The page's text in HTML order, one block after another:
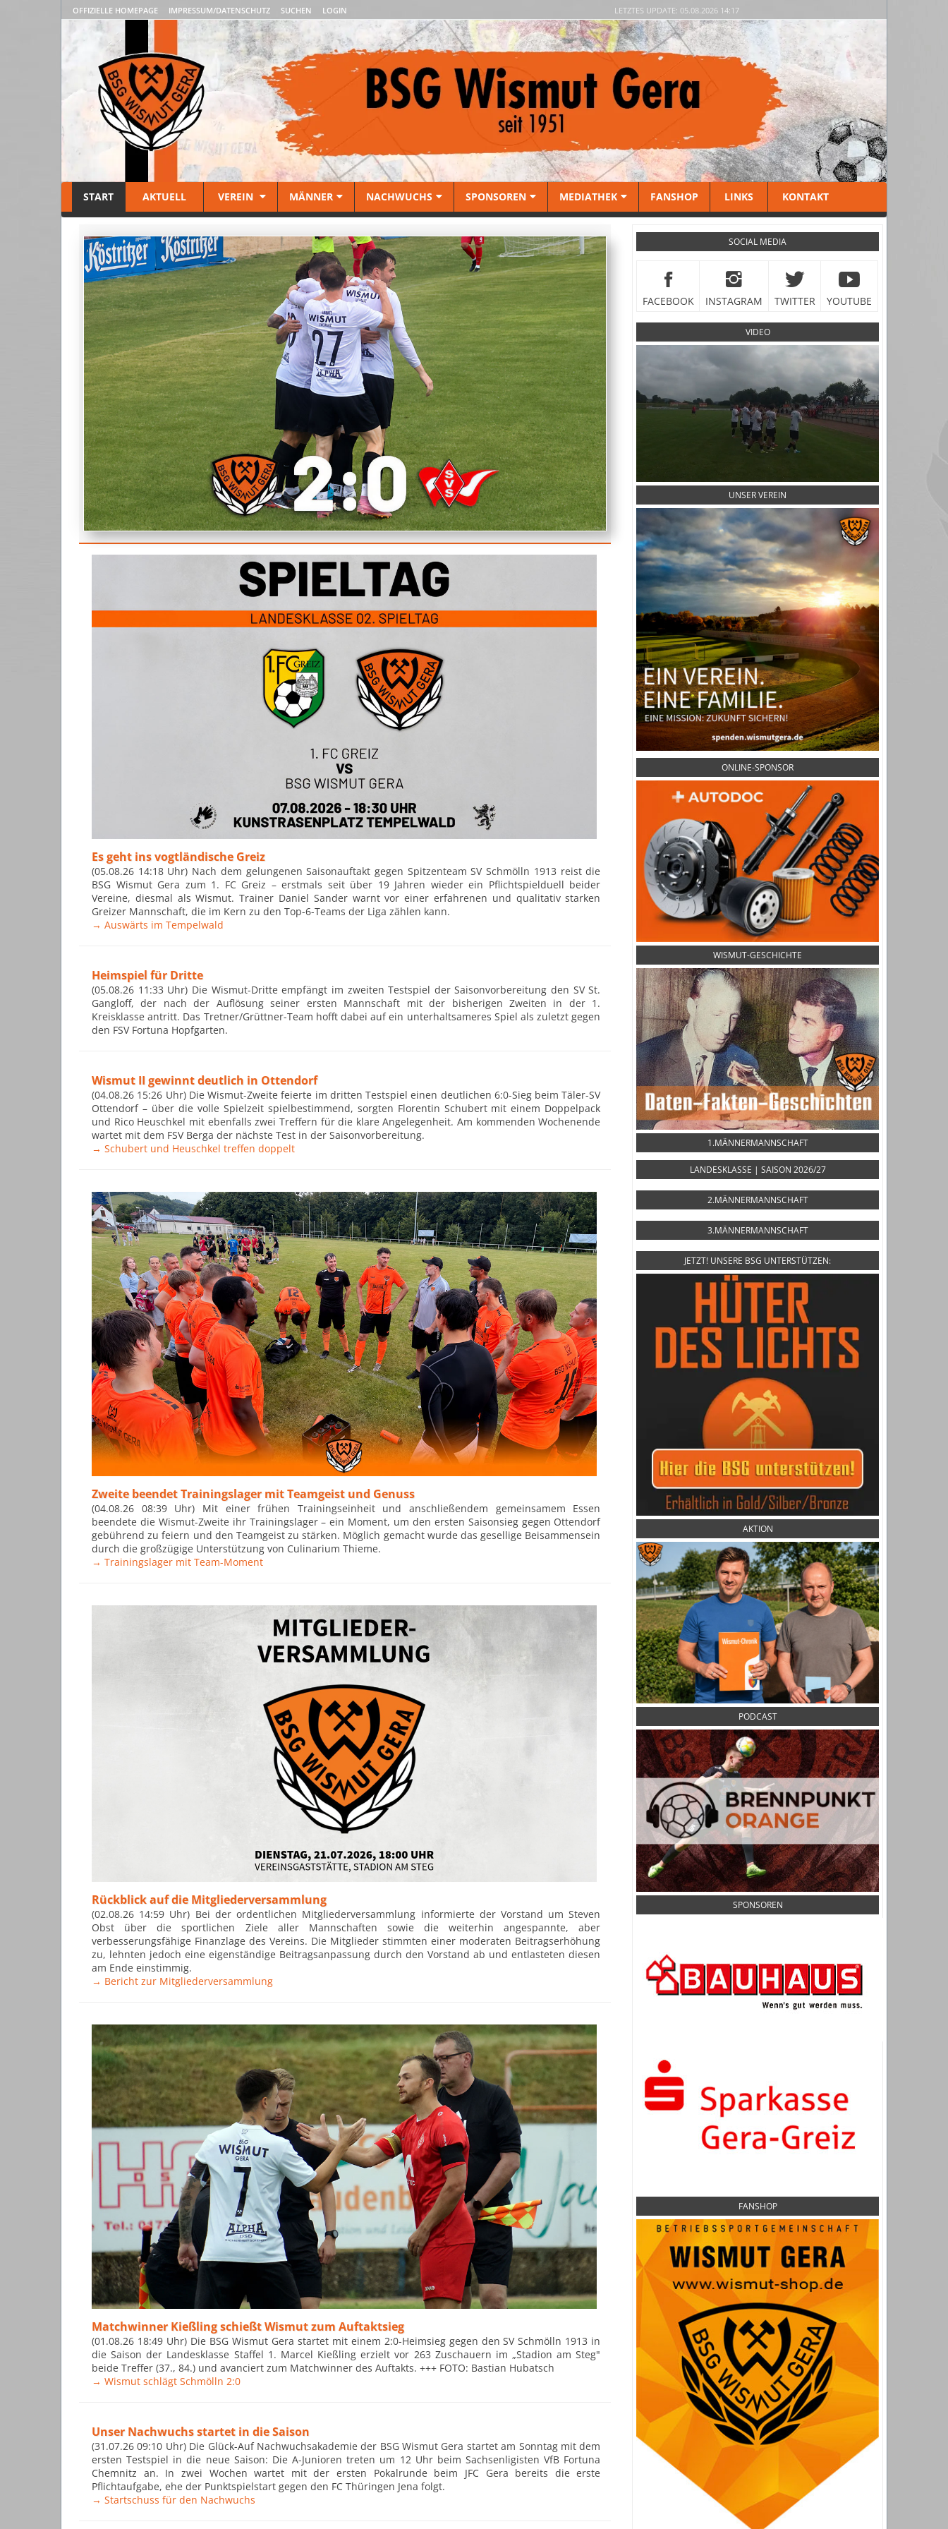
OFFIZIELLE HOMEPAGE IMPRESSUM/DATENSCHUTZ SUCHEN LOGIN LETZTES UPDATE: 05.08.2026 14:17
START AKTUELL VEREIN MÄNNER NACHWUCHS SPONSOREN MEDIATHEK FANSHOP LINKS KONTAKT
Es geht ins vogtländische Greiz
(05.08.26 14:18 Uhr) Nach dem gelungenen Saisonauftakt gegen Spitzenteam SV Schmölln 1913 reist die
BSG Wismut Gera zum 1. FC Greiz – erstmals seit über 19 Jahren wieder ein Pflichtspielduell beider
Vereine, diesmal als Wismut. Trainer Daniel Sander warnt vor einer erfahrenen und qualitativ starken
Greizer Mannschaft, die im Kern zu den Top-6-Teams der Liga zählen kann.
→ Auswärts im Tempelwald
Heimspiel für Dritte
(05.08.26 11:33 Uhr) Die Wismut-Dritte empfängt im zweiten Testspiel der Saisonvorbereitung den SV St.
Gangloff, der nach der Auflösung seiner ersten Mannschaft mit der bisherigen Zweiten in der 1.
Kreisklasse antritt. Das Tretner/Grüttner-Team hofft dabei auf ein unterhaltsameres Spiel als zuletzt gegen
den FSV Fortuna Hopfgarten.
Wismut II gewinnt deutlich in Ottendorf
(04.08.26 15:26 Uhr) Die Wismut-Zweite feierte im dritten Testspiel einen deutlichen 6:0-Sieg beim Täler-SV
Ottendorf – über die volle Spielzeit spielbestimmend, sorgten Florentin Schubert mit einem Doppelpack
und Rico Heuschkel mit ebenfalls zwei Treffern für die klare Angelegenheit. Am kommenden Wochenende
wartet mit dem FSV Berga der nächste Test in der Saisonvorbereitung.
→ Schubert und Heuschkel treffen doppelt
Zweite beendet Trainingslager mit Teamgeist und Genuss
(04.08.26 08:39 Uhr) Mit einer frühen Trainingseinheit und anschließendem gemeinsamem Essen
beendete die Wismut-Zweite ihr Trainingslager – ein Moment, um den ersten Saisonsieg gegen Ottendorf
gebührend zu feiern und den Teamgeist zu stärken. Möglich gemacht wurde das gesellige Beisammensein
durch die großzügige Unterstützung von Culinarium Thieme.
→ Trainingslager mit Team-Moment
Rückblick auf die Mitgliederversammlung
(02.08.26 14:59 Uhr) Bei der ordentlichen Mitgliederversammlung informierte der Vorstand um Steven
Obst über die sportlichen Ziele aller Mannschaften sowie die weiterhin angespannte, aber
verbesserungsfähige Finanzlage des Vereins. Die Mitglieder stimmten einer moderaten Beitragserhöhung
zu, lehnten jedoch eine eigenständige Beitragsanpassung durch den Vorstand ab und entlasteten diesen
am Ende einstimmig.
→ Bericht zur Mitgliederversammlung
Matchwinner Kießling schießt Wismut zum Auftaktsieg
(01.08.26 18:49 Uhr) Die BSG Wismut Gera startet mit einem 2:0-Heimsieg gegen den SV Schmölln 1913 in
die Saison der Landesklasse Staffel 1. Marcel Kießling erzielt vor 263 Zuschauern im „Stadion am Steg"
beide Treffer (37., 84.) und avanciert zum Matchwinner des Auftakts. +++ FOTO: Bastian Hubatsch
→ Wismut schlägt Schmölln 2:0
Unser Nachwuchs startet in die Saison
(31.07.26 09:10 Uhr) Die Glück-Auf Nachwuchsakademie der BSG Wismut Gera startet am Sonntag mit dem
ersten Testspiel in die neue Saison: Die A-Junioren treten um 12 Uhr beim Sachsenligisten VfB Fortuna
Chemnitz an. In zwei Wochen wartet mit der ersten Pokalrunde beim JFC Gera bereits die erste
Pflichtaufgabe, ehe der Punktspielstart gegen den FC Thüringen Jena folgt.
→ Startschuss für den Nachwuchs
SOCIAL MEDIA
FACEBOOK INSTAGRAM TWITTER YOUTUBE
VIDEO
UNSER VEREIN
ONLINE-SPONSOR
WISMUT-GESCHICHTE
1.MÄNNERMANNSCHAFT
LANDESKLASSE | SAISON 2026/27
2.MÄNNERMANNSCHAFT
3.MÄNNERMANNSCHAFT
JETZT! UNSERE BSG UNTERSTÜTZEN:
AKTION
PODCAST
SPONSOREN
FANSHOP